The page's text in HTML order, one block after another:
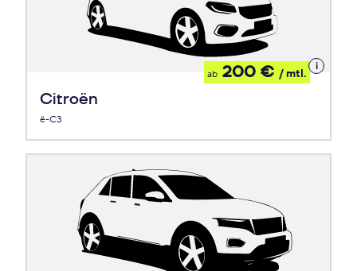
Citroën
ë-C3
ab 200 € / mtl.
Details
zum